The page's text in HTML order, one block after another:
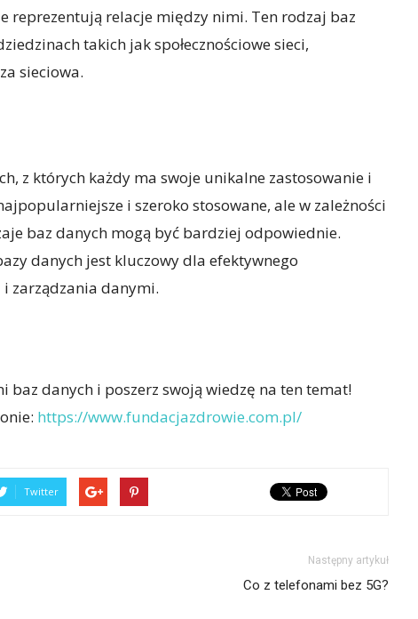
reprezentują relacje między nimi. Ten rodzaj baz
takich jak społecznościowe sieci,
sieciowa.
z których każdy ma swoje unikalne zastosowanie i
i szeroko stosowane, ale w zależności
baz danych mogą być bardziej odpowiednie.
danych jest kluczowy dla efektywnego
zarządzania danymi.
baz danych i poszerz swoją wiedzę na ten temat!
https://www.fundacjazdrowie.com.pl/
Twitter
Następny artykuł
Co z telefonami bez 5G?